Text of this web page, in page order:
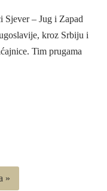
Sjever – Jug i Zapad
kroz Srbiju i
Tim prugama
»